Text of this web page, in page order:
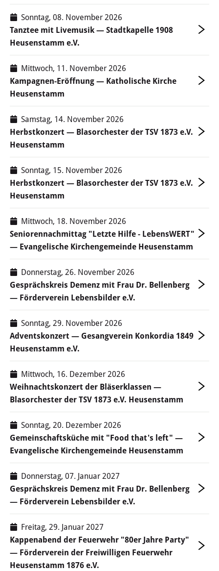
Sonntag, 08. November 2026
Tanztee mit Livemusik — Stadtkapelle 1908
Heusenstamm e.V.
Mittwoch, 11. November 2026
Kampagnen-Eröffnung — Katholische Kirche
Heusenstamm
Samstag, 14. November 2026
Herbstkonzert — Blasorchester der TSV 1873 e.V.
Heusenstamm
Sonntag, 15. November 2026
Herbstkonzert — Blasorchester der TSV 1873 e.V.
Heusenstamm
Mittwoch, 18. November 2026
Seniorennachmittag "Letzte Hilfe - LebensWERT"
— Evangelische Kirchengemeinde Heusenstamm
Donnerstag, 26. November 2026
Gesprächskreis Demenz mit Frau Dr. Bellenberg
— Förderverein Lebensbilder e.V.
Sonntag, 29. November 2026
Adventskonzert — Gesangverein Konkordia 1849
Heusenstamm e.V.
Mittwoch, 16. Dezember 2026
Weihnachtskonzert der Bläserklassen —
Blasorchester der TSV 1873 e.V. Heusenstamm
Sonntag, 20. Dezember 2026
Gemeinschaftsküche mit "Food that's left" —
Evangelische Kirchengemeinde Heusenstamm
Donnerstag, 07. Januar 2027
Gesprächskreis Demenz mit Frau Dr. Bellenberg
— Förderverein Lebensbilder e.V.
Freitag, 29. Januar 2027
Kappenabend der Feuerwehr "80er Jahre Party"
— Förderverein der Freiwilligen Feuerwehr
Heusenstamm 1876 e.V.